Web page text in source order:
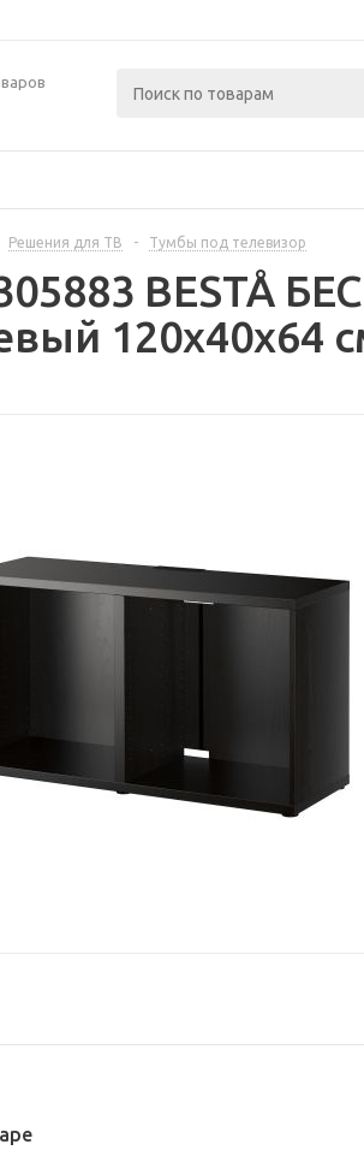
Решения для ТВ - Тумбы под телевизор
BESTÅ
120x40x64